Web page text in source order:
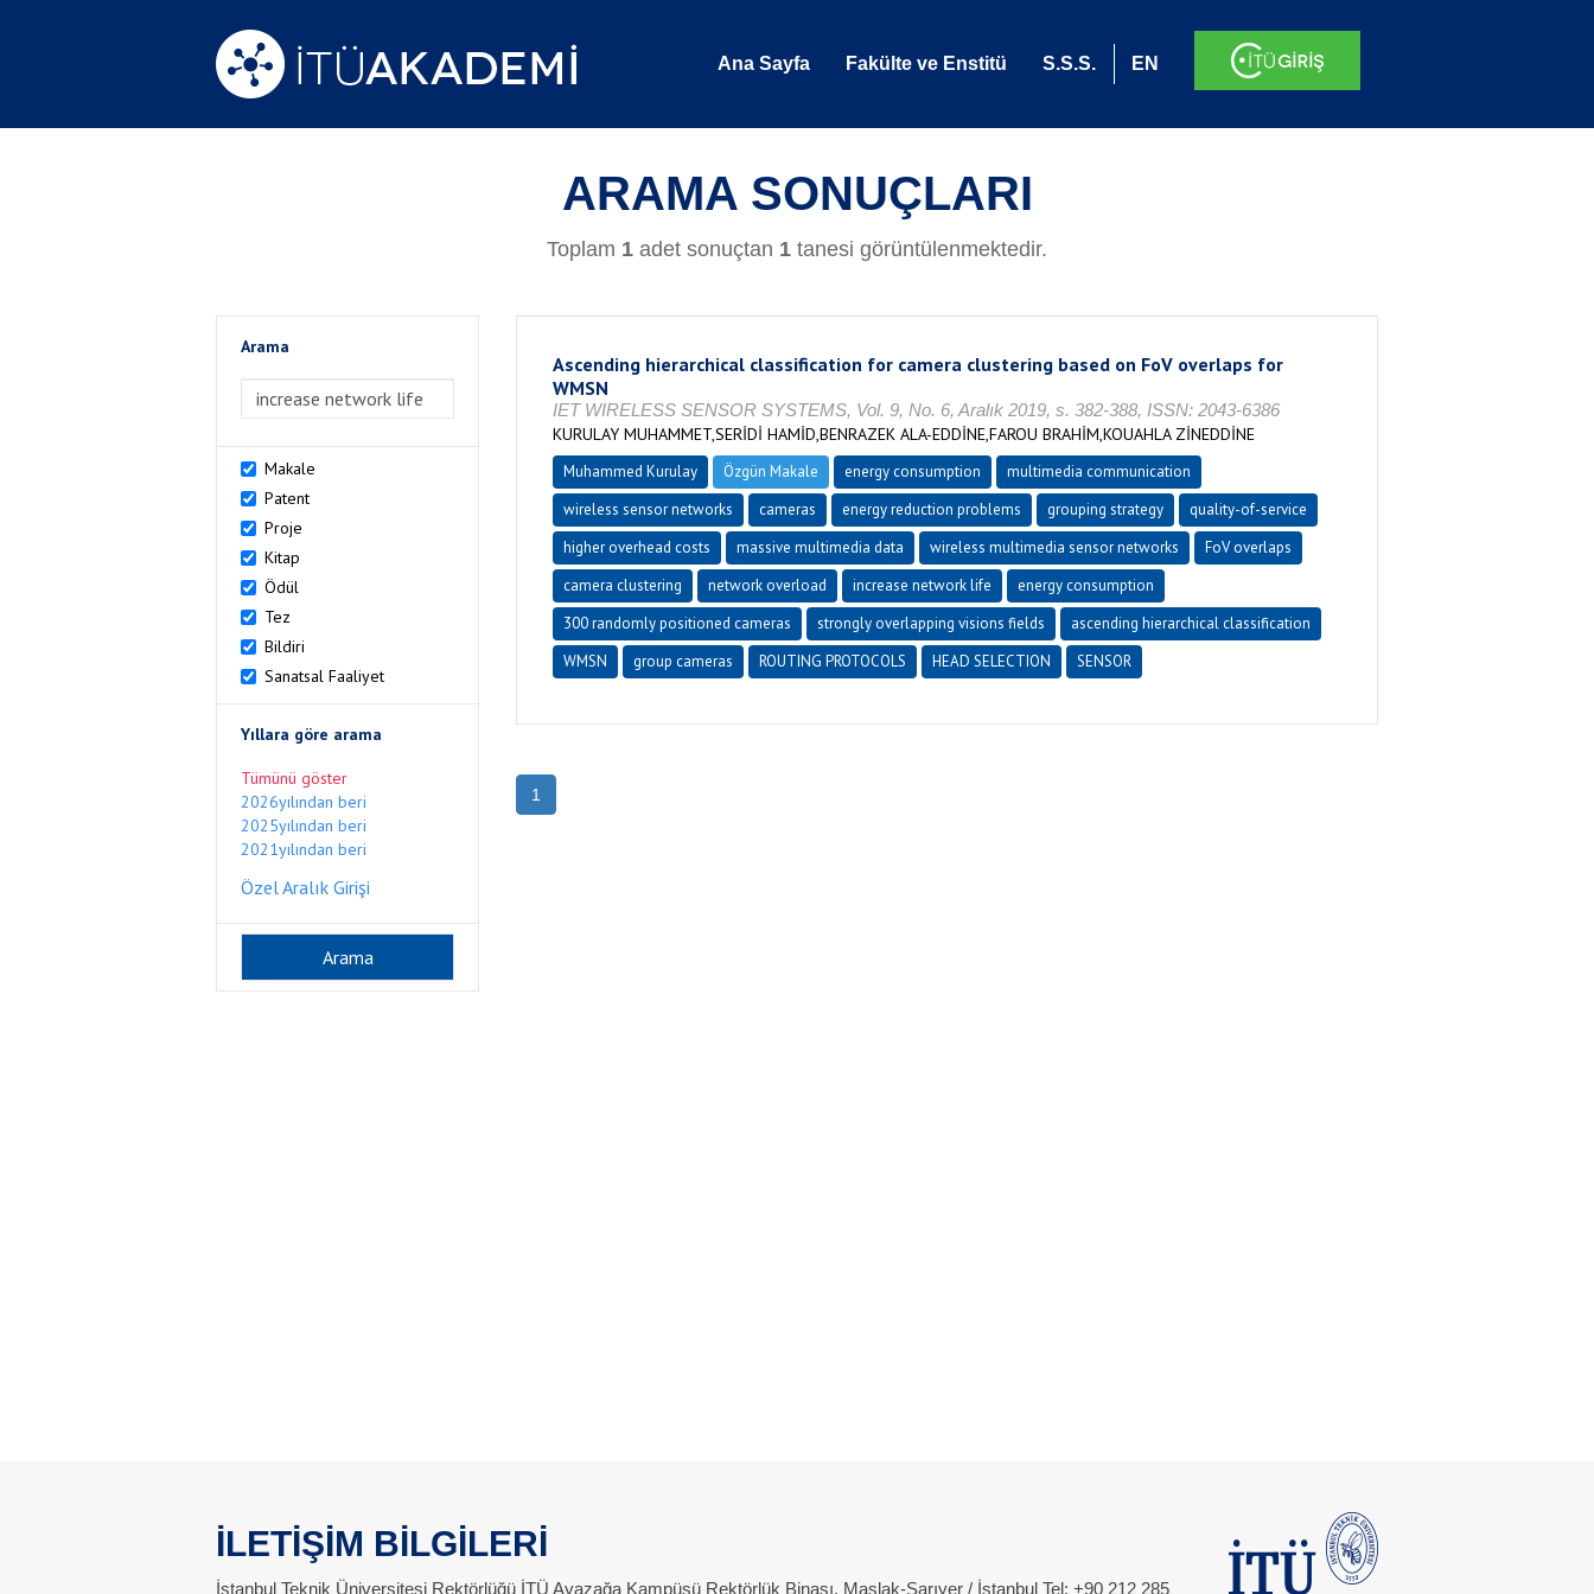
Ana Sayfa Fakülte ve Enstitü S.S.S. EN
ARAMA SONUÇLARI
Toplam 1 adet sonuçtan 1 tanesi görüntülenmektedir.
Arama
>Arama
Makale
Patent
Proje
Kitap
Ödül
Tez
Bildiri
Sanatsal Faaliyet
Yıllara göre arama
Tümünü göster
2026yılından beri
2025yılından beri
2021yılından beri
Özel Aralık Girişi
Ascending hierarchical classification for camera clustering based on FoV overlaps for
WMSN
IET WIRELESS SENSOR SYSTEMS, Vol. 9, No. 6, Aralık 2019, s. 382-388, ISSN: 2043-6386
KURULAY MUHAMMET,SERİDİ HAMİD,BENRAZEK ALA-EDDİNE,FAROU BRAHİM,KOUAHLA ZİNEDDİNE
Muhammed Kurulay Özgün Makale energy consumption
multimedia communication
wireless sensor networks
cameras energy reduction problems grouping strategy
quality-of-service
higher overhead costs
massive multimedia data wireless multimedia sensor networks
FoV overlaps
camera clustering
network overload increase network life
energy consumption
300 randomly positioned cameras
strongly overlapping visions fields
ascending hierarchical classification
WMSN
group cameras ROUTING PROTOCOLS HEAD SELECTION SENSOR
1
İLETİŞİM BİLGİLERİ
İstanbul Teknik Üniversitesi Rektörlüğü İTÜ Ayazağa Kampüsü Rektörlük Binası, Maslak-Sarıyer / İstanbul Tel: +90 212 285